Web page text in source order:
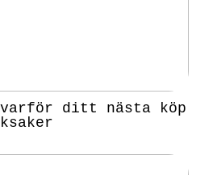
ditt nästa köp